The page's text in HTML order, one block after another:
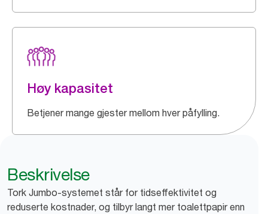
Høy kapasitet
Betjener mange gjester mellom hver påfylling.
Beskrivelse
Tork Jumbo-systemet står for tidseffektivitet og
reduserte kostnader, og tilbyr langt mer toalettpapir enn